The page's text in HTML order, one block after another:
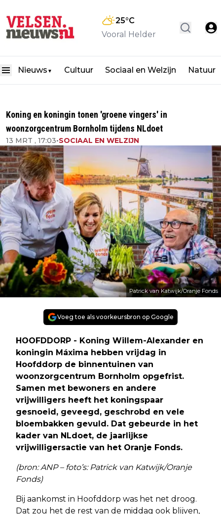
25°C
Vooral Helder
Nieuws ▼ Cultuur Sociaal en Welzijn Natuur
Koning en koningin tonen 'groene vingers' in
woonzorgcentrum Bornholm tijdens NLdoet
13 MRT , 17:03•SOCIAAL EN WELZIJN
Patrick van Katwijk/Oranje Fonds
Voeg toe als voorkeursbron op Google
HOOFDDORP - Koning Willem-Alexander en
koningin Máxima hebben vrijdag in
Hoofddorp de binnentuinen van
woonzorgcentrum Bornholm opgefrist.
Samen met bewoners en andere
vrijwilligers heeft het koningspaar
gesnoeid, geveegd, geschrobd en vele
bloembakken gevuld. Dat gebeurde in het
kader van NLdoet, de jaarlijkse
vrijwilligersactie van het Oranje Fonds.
(bron: ANP – foto’s: Patrick van Katwijk/Oranje
Fonds)
Bij aankomst in Hoofddorp was het net droog.
Dat zou het de rest van de middag ook blijven,